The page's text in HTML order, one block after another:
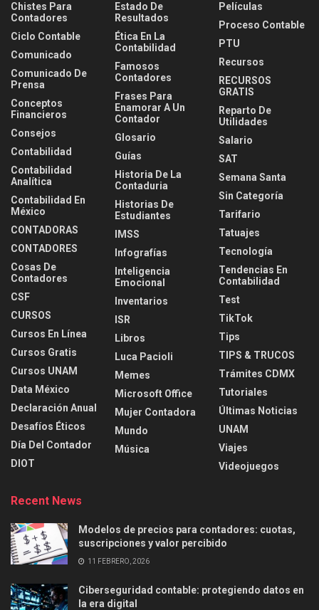
Chistes Para
Contadores
Ciclo Contable
Comunicado
Comunicado De
Prensa
Conceptos
Financieros
Consejos
Contabilidad
Contabilidad
Analítica
Contabilidad En
México
CONTADORAS
CONTADORES
Cosas De
Contadores
CSF
CURSOS
Cursos En Línea
Cursos Gratis
Cursos UNAM
Data México
Declaración Anual
Desafíos Éticos
Día Del Contador
DIOT
Estado De
Resultados
Ética En La
Contabilidad
Famosos
Contadores
Frases Para
Enamorar A Un
Contador
Glosario
Guías
Historia De La
Contaduria
Historias De
Estudiantes
IMSS
Infografías
Inteligencia
Emocional
Inventarios
ISR
Libros
Luca Pacioli
Memes
Microsoft Office
Mujer Contadora
Mundo
Música
Películas
Proceso Contable
PTU
Recursos
RECURSOS
GRATIS
Reparto De
Utilidades
Salario
SAT
Semana Santa
Sin Categoría
Tarifario
Tatuajes
Tecnología
Tendencias En
Contabilidad
Test
TikTok
Tips
TIPS & TRUCOS
Trámites CDMX
Tutoriales
Últimas Noticias
UNAM
Viajes
Videojuegos
Recent News
Modelos de precios para contadores: cuotas,
suscripciones y valor percibido
11 FEBRERO, 2026
Ciberseguridad contable: protegiendo datos en
la era digital